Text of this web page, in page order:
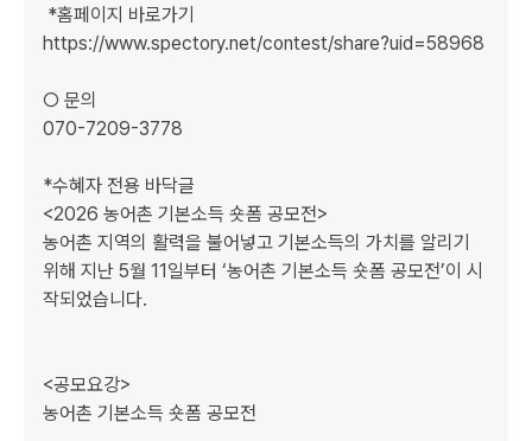
https://www.spectory.net/contest/share?uid=58968
○ 문의
070-7209-3778
*수혜자 전용 바닥글
<2026 농어촌 기본소득 숏폼 공모전>
농어촌 지역의 활력을 불어넣고 기본소득의 가치를 알리기
위해 지난 5월 11일부터 ‘농어촌 기본소득 숏폼 공모전’이 시
작되었습니다.
<공모요강>
농어촌 기본소득 숏폼 공모전